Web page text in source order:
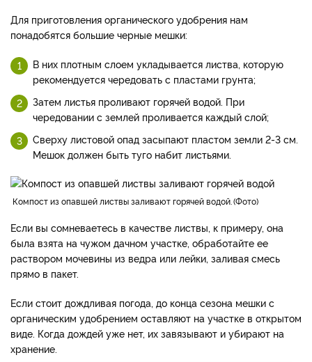
Для приготовления органического удобрения нам
понадобятся большие черные мешки:
В них плотным слоем укладывается листва, которую
рекомендуется чередовать с пластами грунта;
Затем листья проливают горячей водой. При
чередовании с землей проливается каждый слой;
Сверху листовой опад засыпают пластом земли 2-3 см.
Мешок должен быть туго набит листьями.
компост из опавшей листвы заливают горячей водой. Фото
Если вы сомневаетесь в качестве листвы, к примеру, она
была взята на чужом дачном участке, обработайте ее
раствором мочевины из ведра или лейки, заливая смесь
прямо в пакет.
Если стоит дождливая погода, до конца сезона мешки с
органическим удобрением оставляют на участке в открытом
виде. Когда дождей уже нет, их завязывают и убирают на
хранение.